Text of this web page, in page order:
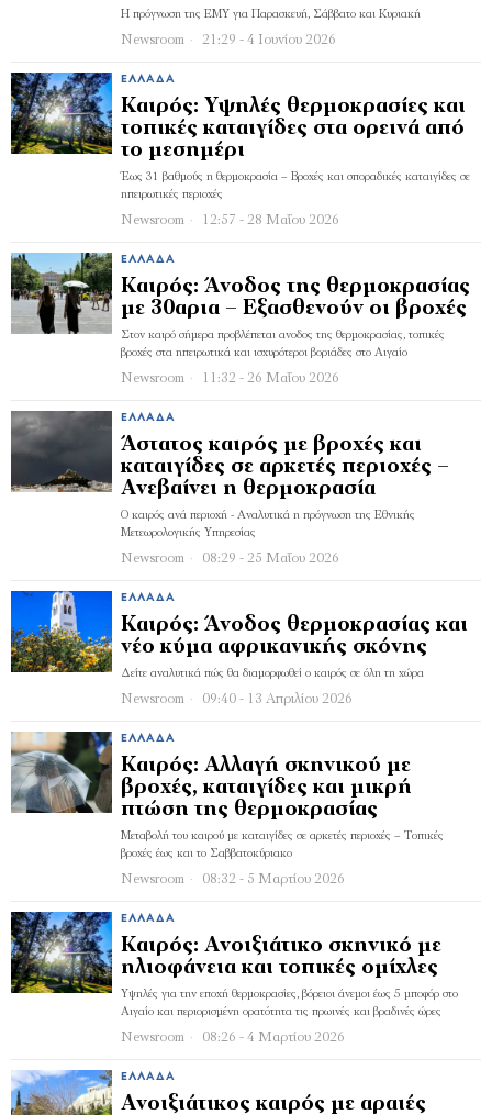
Η πρόγνωση της ΕΜΥ για Παρασκευή, Σάββατο και Κυριακή
Newsroom 21:29 - 4 Ιουνίου 2026
ΕΛΛΆΔΑ
Καιρός: Yψηλές θερμοκρασίες και
τοπικές καταιγίδες στα ορεινά από
το μεσημέρι
Έως 31 βαθμούς η θερμοκρασία – Βροχές και σποραδικές καταιγίδες σε
ηπειρωτικές περιοχές
Newsroom 12:57 - 28 Μαΐου 2026
ΕΛΛΆΔΑ
Καιρός: Άνοδος της θερμοκρασίας
με 30αρια – Εξασθενούν οι βροχές
Στον καιρό σήμερα προβλέπεται ανοδος της θερμοκρασίας, τοπικές
βροχές στα ηπειρωτικά και ισχυρότεροι βοριάδες στο Αιγαίο
Newsroom 11:32 - 26 Μαΐου 2026
ΕΛΛΆΔΑ
Άστατος καιρός με βροχές και
καταιγίδες σε αρκετές περιοχές –
Aνεβαίνει η θερμοκρασία
Ο καιρός ανά περιοχή - Αναλυτικά η πρόγνωση της Εθνικής
Μετεωρολογικής Υπηρεσίας
Newsroom 08:29 - 25 Μαΐου 2026
ΕΛΛΆΔΑ
Καιρός: Άνοδος θερμοκρασίας και
νέο κύμα αφρικανικής σκόνης
Δείτε αναλυτικά πώς θα διαμορφωθεί ο καιρός σε όλη τη χώρα
Newsroom 09:40 - 13 Απριλίου 2026
ΕΛΛΆΔΑ
Καιρός: Αλλαγή σκηνικού με
βροχές, καταιγίδες και μικρή
πτώση της θερμοκρασίας
Μεταβολή του καιρού με καταιγίδες σε αρκετές περιοχές – Τοπικές
βροχές έως και το Σαββατοκύριακο
Newsroom 08:32 - 5 Μαρτίου 2026
ΕΛΛΆΔΑ
Καιρός: Ανοιξιάτικο σκηνικό με
ηλιοφάνεια και τοπικές ομίχλες
Υψηλές για την εποχή θερμοκρασίες, βόρειοι άνεμοι έως 5 μποφόρ στο
Αιγαίο και περιορισμένη ορατότητα τις πρωινές και βραδινές ώρες
Newsroom 08:26 - 4 Μαρτίου 2026
ΕΛΛΆΔΑ
Ανοιξιάτικος καιρός με αραιές